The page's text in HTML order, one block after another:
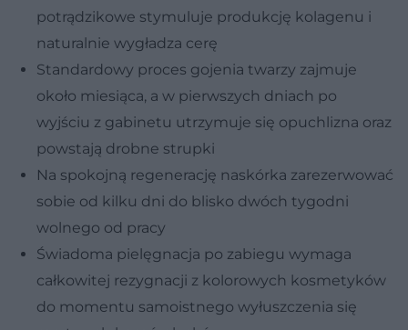
potrądzikowe stymuluje produkcję kolagenu i
naturalnie wygładza cerę
Standardowy proces gojenia twarzy zajmuje
około miesiąca, a w pierwszych dniach po
wyjściu z gabinetu utrzymuje się opuchlizna oraz
powstają drobne strupki
Na spokojną regenerację naskórka zarezerwować
sobie od kilku dni do blisko dwóch tygodni
wolnego od pracy
Świadoma pielęgnacja po zabiegu wymaga
całkowitej rezygnacji z kolorowych kosmetyków
do momentu samoistnego wyłuszczenia się